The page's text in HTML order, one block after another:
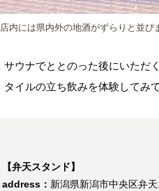
店内には県内外の地酒がずらりと並び
サウナでととのった後にいただ
タイルの立ち飲みを体験してみ
【弁天スタンド】
address： 新潟県新潟市中央区弁